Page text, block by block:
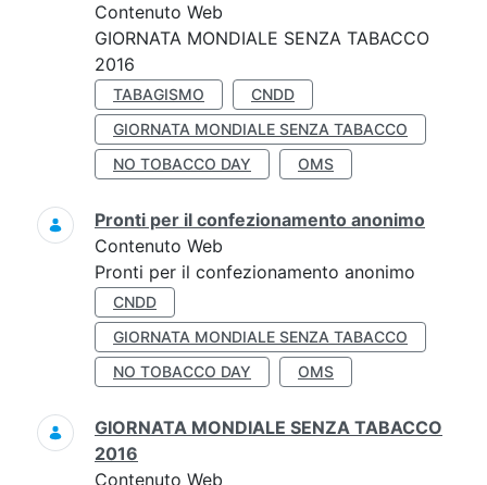
Contenuto Web
GIORNATA MONDIALE SENZA TABACCO
2016
TABAGISMO
CNDD
GIORNATA MONDIALE SENZA TABACCO
NO TOBACCO DAY
OMS
Pronti per il confezionamento anonimo
Contenuto Web
Pronti per il confezionamento anonimo
CNDD
GIORNATA MONDIALE SENZA TABACCO
NO TOBACCO DAY
OMS
GIORNATA MONDIALE SENZA TABACCO
2016
Contenuto Web